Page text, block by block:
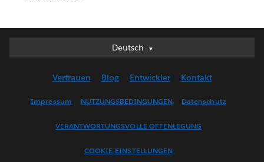
Deutsch
Deutsch
English (US)
Français (France)
Vertrauen Blog Entwickler Kontakt
Impressum NUTZUNGSBEDINGUNGEN Datenschutz
VERANTWORTUNGSVOLLE OFFENLEGUNG
COOKIE-EINSTELLUNGEN